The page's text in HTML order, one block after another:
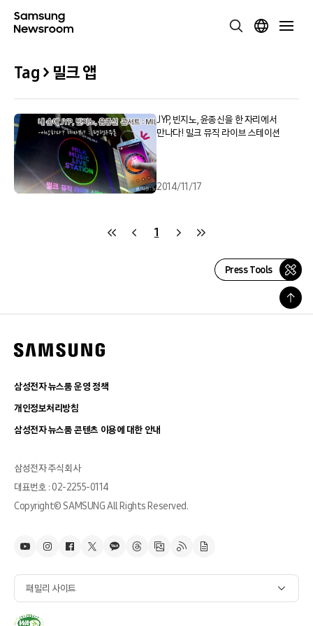
Tag > 밀크 앱
JYP, 빈지노, 윤종신을 한 자리에서
만나다! 밀크 뮤직 라이브 스테이션
2014/11/17
1
Press Tools
삼성전자 뉴스룸 운영 정책
개인정보처리방침
삼성전자 뉴스룸 콘텐츠 이용에 대한 안내
삼성전자 주식회사
대표번호 : 02-2255-0114
Copyright© SAMSUNG All Rights Reserved.
패밀리 사이트